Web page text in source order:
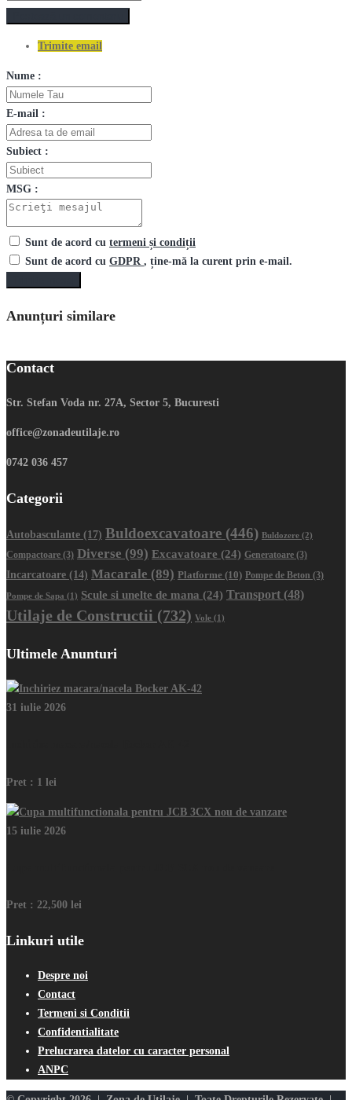
Trimite email
Nume :
E-mail :
Subiect :
MSG :
Sunt de acord cu termeni și condiții
Sunt de acord cu GDPR , ține-mă la curent prin e-mail.
Anunțuri similare
Contact
Str. Stefan Voda nr. 27A, Sector 5, Bucuresti
office@zonadeutilaje.ro
0742 036 457
Categorii
Autobasculante (17) Buldoexcavatoare (446) Buldozere (2)
Compactoare (3) Diverse (99) Excavatoare (24) Generatoare (3)
Incarcatoare (14) Macarale (89) Platforme (10) Pompe de Beton (3)
Pompe de Sapa (1) Scule si unelte de mana (24) Transport (48)
Utilaje de Constructii (732) Vole (1)
Ultimele Anunturi
31 iulie 2026
Pret : 1 lei
15 iulie 2026
Pret : 22,500 lei
Linkuri utile
Despre noi
Contact
Termeni si Conditii
Confidentialitate
Prelucrarea datelor cu caracter personal
ANPC